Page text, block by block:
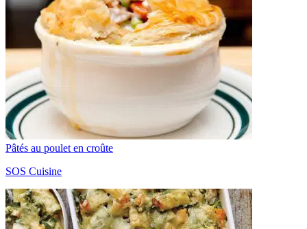
Pâtés au poulet en croûte
SOS Cuisine